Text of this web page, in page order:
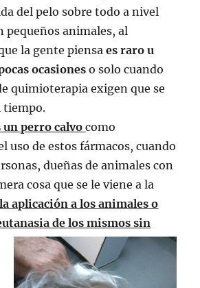
del pelo sobre todo a nivel
pequeños animales, al
la gente piensaes raro u
ocasioneso solo cuando
quimioterapia exigen que se
tiempo.
un perro calvocomo
uso de estos fármacos, cuando
dueñas de animales con
cosa que se le viene a la
aplicación a los animales o
de los mismos sin